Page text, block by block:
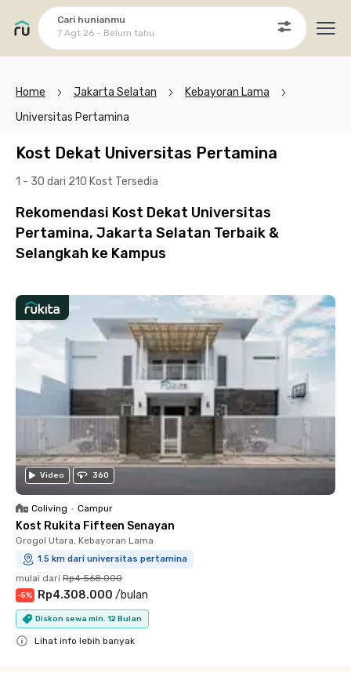
Cari hunianmu
7 Agt 26 - Belum tahu
Home Jakarta Selatan
Kebayoran Lama
Universitas Pertamina
Kost Dekat Universitas Pertamina
1 - 30 dari 210 Kost Tersedia
Rekomendasi Kost Dekat Universitas
Pertamina, Jakarta Selatan Terbaik &
Selangkah ke Kampus
Video 360
Coliving • Campur
Kost Rukita Fifteen Senayan
Grogol Utara, Kebayoran Lama
1.5 km dari universitas pertamina
mulai dari Rp4.568.000
-5% Rp4.308.000 /bulan
Diskon sewa min. 12 Bulan
Lihat info lebih banyak